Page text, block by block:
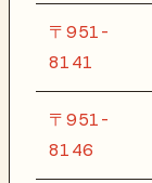
〒951-
8141
〒951-
8146